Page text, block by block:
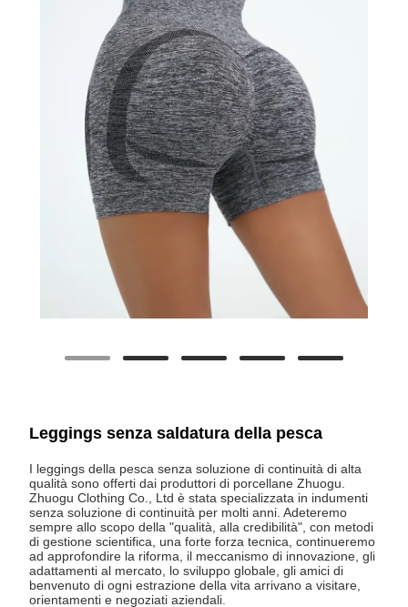
Leggings senza saldatura della pesca
I leggings della pesca senza soluzione di continuità di alta
qualità sono offerti dai produttori di porcellane Zhuogu.
Zhuogu Clothing Co., Ltd è stata specializzata in indumenti
senza soluzione di continuità per molti anni. Adeteremo
sempre allo scopo della "qualità, alla credibilità", con metodi
di gestione scientifica, una forte forza tecnica, continueremo
ad approfondire la riforma, il meccanismo di innovazione, gli
adattamenti al mercato, lo sviluppo globale, gli amici di
benvenuto di ogni estrazione della vita arrivano a visitare,
orientamenti e negoziati aziendali.